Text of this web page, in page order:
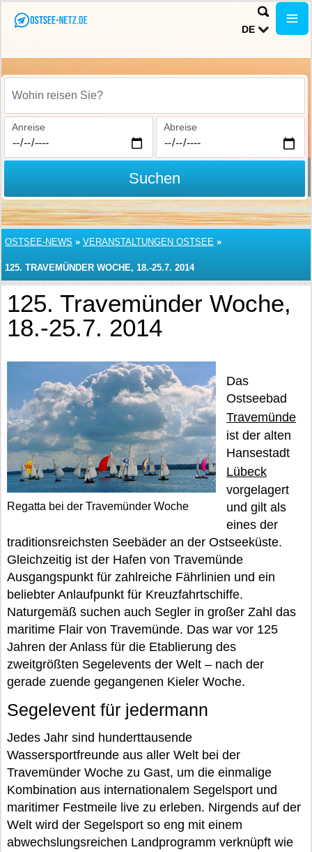
DE
Wohin reisen Sie?
Anreise Abreise
Suchen
OSTSEE-NEWS » VERANSTALTUNGEN OSTSEE »
125. TRAVEMÜNDER WOCHE, 18.-25.7. 2014
125. Travemünder Woche,
18.-25.7. 2014
Regatta bei der Travemünder Woche
Das
Ostseebad
Travemünde
ist der alten
Hansestadt
Lübeck
vorgelagert
und gilt als
eines der
traditionsreichsten Seebäder an der Ostseeküste.
Gleichzeitig ist der Hafen von Travemünde
Ausgangspunkt für zahlreiche Fährlinien und ein
beliebter Anlaufpunkt für Kreuzfahrtschiffe.
Naturgemäß suchen auch Segler in großer Zahl das
maritime Flair von Travemünde. Das war vor 125
Jahren der Anlass für die Etablierung des
zweitgrößten Segelevents der Welt – nach der
gerade zuende gegangenen Kieler Woche.
Segelevent für jedermann
Jedes Jahr sind hunderttausende
Wassersportfreunde aus aller Welt bei der
Travemünder Woche zu Gast, um die einmalige
Kombination aus internationalem Segelsport und
maritimer Festmeile live zu erleben. Nirgends auf der
Welt wird der Segelsport so eng mit einem
abwechslungsreichen Landprogramm verknüpft wie